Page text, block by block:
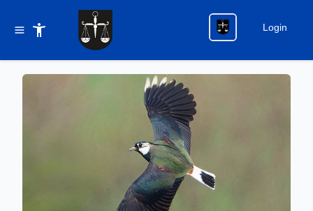
Login